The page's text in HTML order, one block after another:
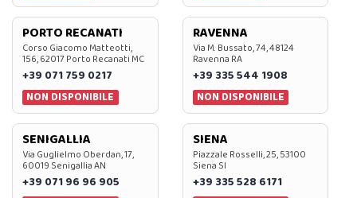
PORTO RECANATI
Corso Giacomo Matteotti,
156, 62017 Porto Recanati MC
+39 071 759 0217
NON DISPONIBILE
RAVENNA
Via M. Bussato, 74, 48124
Ravenna RA
+39 335 544 1908
NON DISPONIBILE
SENIGALLIA
Via Guglielmo Oberdan, 17,
60019 Senigallia AN
+39 071 96 96 905
SIENA
Piazzale Rosselli, 25, 53100
Siena SI
+39 335 528 6171